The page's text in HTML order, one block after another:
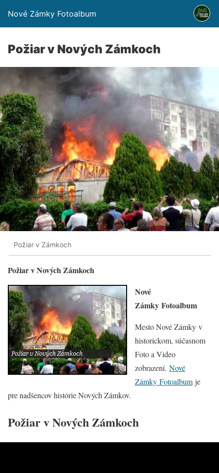
Nové Zámky Fotoalbum
Požiar v Nových Zámkoch
Požiar v Zámkoch
Požiar v Nových Zámkoch
Nové
Zámky Fotoalbum
Mesto Nové Zámky v
historickom, súčasnom
Foto a Video
zobrazení. Nové
Zámky Fotoalbum je
pre nadšencov histórie Nových Zámkov.
Požiar v Nových Zámkoch